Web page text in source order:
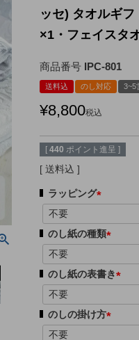
ッセ) タオルギ
×1・フェイスタ
商品番号 IPC-801
送料込 のし対応 3~5
¥8,800税込
[ 440 ポイント進呈 ]
送料込
ラッピング
必
須
のし紙の種類
必
須
のし紙の表書き
必
のしの掛け方